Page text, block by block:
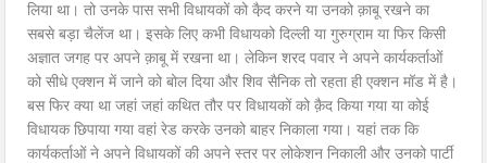
लिया था। तो उनके पास सभी विधायकों को कै़द करने या उनको क़ाबू रखने का
सबसे बड़ा चैलेंज था। इसके लिए कभी विधायको दिल्ली या गुरुग्राम या फिर किसी
अज्ञात जगह पर अपने क़ाबू में रखना था। लेकिन शरद पवार ने अपने कार्यकर्ताओं
को सीधे एक्शन में जाने को बोल दिया और शिव सैनिक तो रहता ही एक्शन मॉड में है।
बस फिर क्या था जहां जहां कथित तौर पर विधायकों को क़ैद किया गया या कोई
विधायक छिपाया गया वहां रेड करके उनको बाहर निकाला गया। यहां तक कि
कार्यकर्ताओं ने अपने विधायकों की अपने स्तर पर लोकेशन निकाली और उनको पार्टी